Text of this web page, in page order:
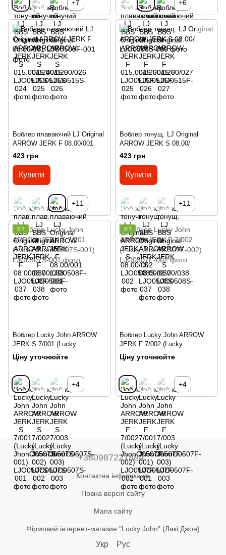
+7 +6
Воблер плаваючий LJ Original
ARROW JERK F 08.00/001
423 грн
Купити
+11
Воблер тонущ. LJ Original
ARROW JERK S 08.00/
423 грн
Купити
+11
ХІТ
Воблер Lucky John ARROW
JERK S 7/001 (Lucky
JhonO0507S-001)
Ціну уточнюйте
+4
ХІТ
Воблер Lucky John ARROW
JERK F 7/002 (Lucky
JhonO0507F-002)
Ціну уточнюйте
+4
+380987221884
Контактна інформація
Повна версія сайту
Мапа сайту
Фірмовий інтернет-магазин "Lucky John" (Лакі Джон)
Укр Рус